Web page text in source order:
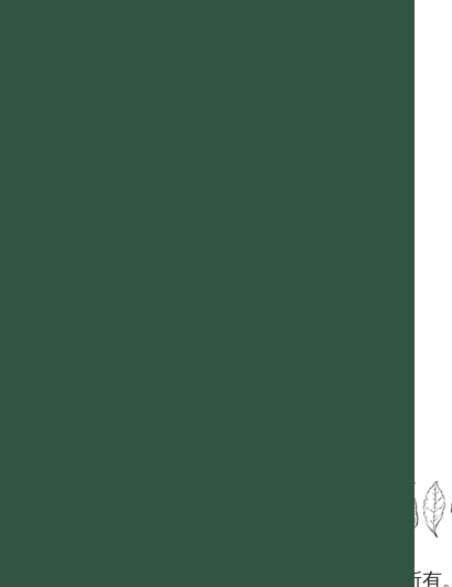
國立台灣大學生態學與演化生物學研究所 版權所有。